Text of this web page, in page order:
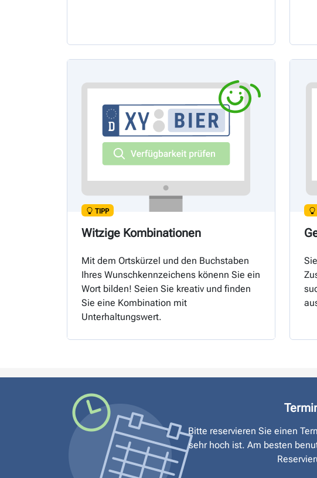
TIPP
Witzige Kombinationen
Mit dem Ortskürzel und den Buchstaben
Ihres Wunschkennzeichens könenn Sie ein
Wort bilden! Seien Sie kreativ und finden
Sie eine Kombination mit
Unterhaltungswert.
Bitte reservieren Sie einen
sehr hoch ist. Am besten